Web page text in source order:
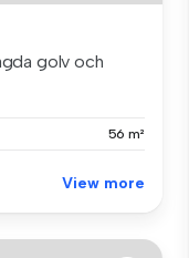
golv och
56 m²
View more